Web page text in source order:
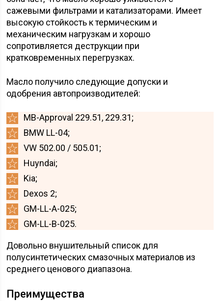
сажевыми фильтрами и катализаторами. Имеет
высокую стойкость к термическим и
механическим нагрузкам и хорошо
сопротивляется деструкции при
кратковременных перегрузках.
Масло получило следующие допуски и
одобрения автопроизводителей:
MB-Approval 229.51, 229.31;
BMW LL-04;
VW 502.00 / 505.01;
Huyndai;
Kia;
Dexos 2;
GM-LL-A-025;
GM-LL-B-025.
Довольно внушительный список для
полусинтетических смазочных материалов из
среднего ценового диапазона.
Преимущества